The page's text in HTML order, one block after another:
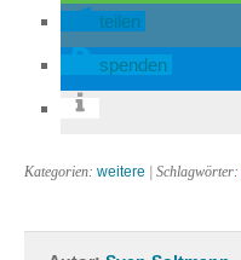
teilen
spenden
Kategorien: weitere | Schlagwörter: